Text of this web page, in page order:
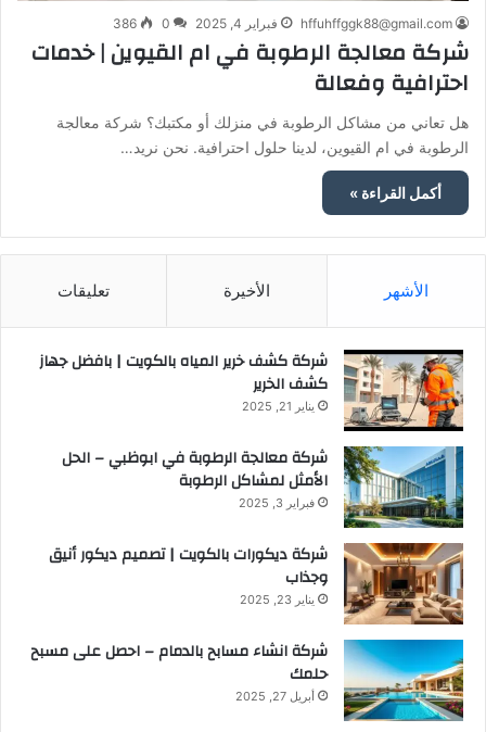
hffuhffggk88@gmail.com فبراير 4, 2025 0
386
شركة معالجة الرطوبة في ام القيوين | خدمات
احترافية وفعالة
هل تعاني من مشاكل الرطوبة في منزلك أو مكتبك؟ شركة معالجة
الرطوبة في ام القيوين، لدينا حلول احترافية. نحن نريد…
أكمل القراءة »
الأشهر الأخيرة تعليقات
شركة كشف خرير المياه بالكويت | بافضل جهاز
كشف الخرير
يناير 21, 2025
شركة معالجة الرطوبة في ابوظبي – الحل
الأمثل لمشاكل الرطوبة
فبراير 3, 2025
شركة ديكورات بالكويت | تصميم ديكور أنيق
وجذاب
يناير 23, 2025
شركة انشاء مسابح بالدمام – احصل على مسبح
حلمك
أبريل 27, 2025